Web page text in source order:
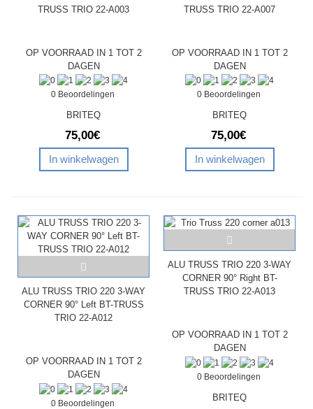
TRUSS TRIO 22-A003
OP VOORRAAD IN 1 TOT 2
DAGEN
0 Beoordelingen
BRITEQ
75,00€
In winkelwagen
TRUSS TRIO 22-A007
OP VOORRAAD IN 1 TOT 2
DAGEN
0 Beoordelingen
BRITEQ
75,00€
In winkelwagen
ALU TRUSS TRIO 220 3-WAY
CORNER 90° Left BT-TRUSS
TRIO 22-A012
OP VOORRAAD IN 1 TOT 2
DAGEN
0 Beoordelingen
ALU TRUSS TRIO 220 3-WAY
CORNER 90° Right BT-
TRUSS TRIO 22-A013
OP VOORRAAD IN 1 TOT 2
DAGEN
0 Beoordelingen
BRITEQ